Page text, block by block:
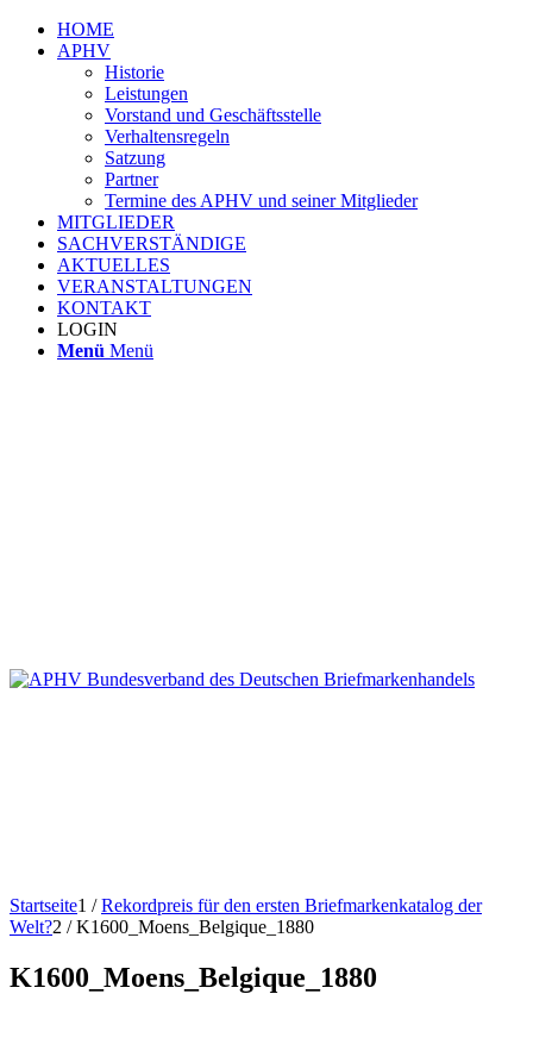
HOME
APHV
Historie
Leistungen
Vorstand und Geschäftsstelle
Verhaltensregeln
Satzung
Partner
Termine des APHV und seiner Mitglieder
MITGLIEDER
SACHVERSTÄNDIGE
AKTUELLES
VERANSTALTUNGEN
KONTAKT
LOGIN
Menü Menü
Startseite1 / Rekordpreis für den ersten Briefmarkenkatalog der
Welt?2 / K1600_Moens_Belgique_1880
K1600_Moens_Belgique_1880